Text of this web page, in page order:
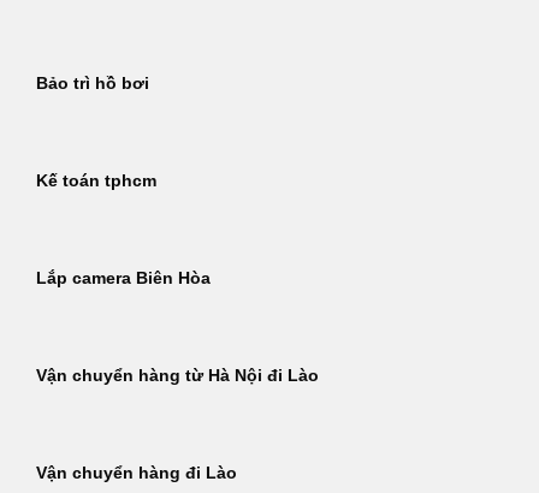
Bảo trì hồ bơi
Kế toán tphcm
Lắp camera Biên Hòa
Vận chuyển hàng từ Hà Nội đi Lào
Vận chuyển hàng đi Lào